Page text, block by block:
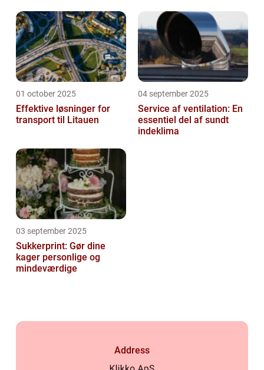
01 october 2025
Effektive løsninger for
transport til Litauen
04 september 2025
Service af ventilation: En
essentiel del af sundt
indeklima
03 september 2025
Sukkerprint: Gør dine
kager personlige og
mindeværdige
Address